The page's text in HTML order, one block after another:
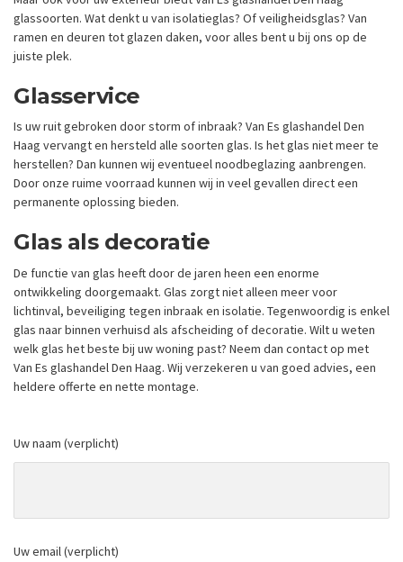
glassoorten. Wat denkt u van isolatieglas? Of veiligheidsglas? Van
ramen en deuren tot glazen daken, voor alles bent u bij ons op de
juiste plek.
Glasservice
Is uw ruit gebroken door storm of inbraak? Van Es glashandel Den
Haag vervangt en hersteld alle soorten glas. Is het glas niet meer te
herstellen? Dan kunnen wij eventueel noodbeglazing aanbrengen.
Door onze ruime voorraad kunnen wij in veel gevallen direct een
permanente oplossing bieden.
Glas als decoratie
De functie van glas heeft door de jaren heen een enorme
ontwikkeling doorgemaakt. Glas zorgt niet alleen meer voor
lichtinval, beveiliging tegen inbraak en isolatie. Tegenwoordig is enkel
glas naar binnen verhuisd als afscheiding of decoratie. Wilt u weten
welk glas het beste bij uw woning past? Neem dan contact op met
Van Es glashandel Den Haag. Wij verzekeren u van goed advies, een
heldere offerte en nette montage.
Uw naam (verplicht)
Uw email (verplicht)